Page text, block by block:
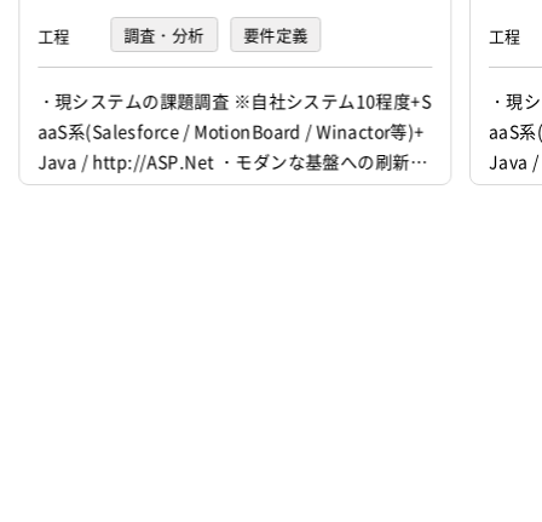
工程 調査・分析 要件定義
プログラミング(実装)
・現システムの課題調査 ※自社システム10程度+S
aaS系(Salesforce / MotionBoard / Winactor等)+
Java / http://ASP.Net ・モダンな基盤への刷新に
向けた技術調査、検証、開発 ・社内ユーザへの検
工程
・現
aaS
Java
向け